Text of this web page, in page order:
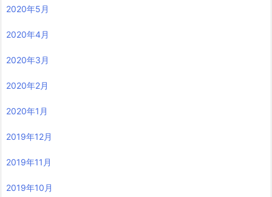
2020年5月
2020年4月
2020年3月
2020年2月
2020年1月
2019年12月
2019年11月
2019年10月